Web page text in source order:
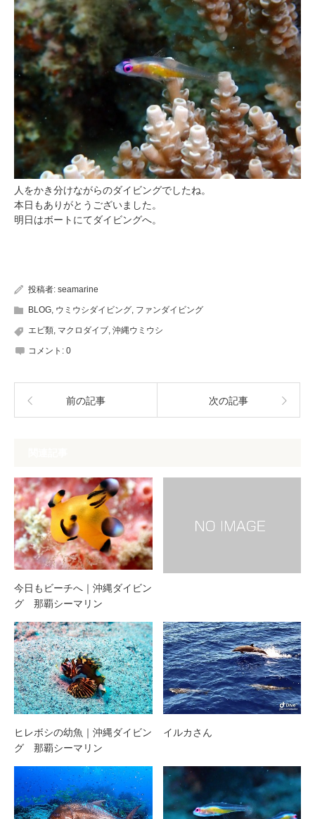
人をかき分けながらのダイビングでしたね。
本日もありがとうございました。
明日はボートにてダイビングへ。
投稿者: seamarine
BLOG, ウミウシダイビング, ファンダイビング
エビ類, マクロダイブ, 沖縄ウミウシ
コメント: 0
前の記事 次の記事
今日もビーチへ｜沖縄ダイビン
グ 那覇シーマリン
ヒレボシの幼魚｜沖縄ダイビン
グ 那覇シーマリン
イルカさん